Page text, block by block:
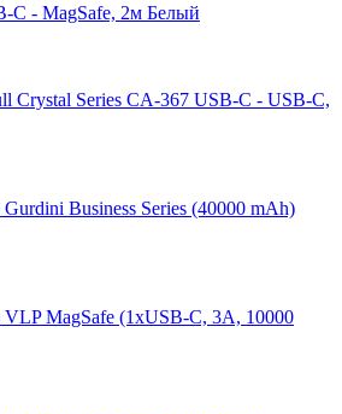
C - MagSafe, 2м Белый
Crystal Series CA-367 USB-C - USB-C,
Business Series (40000 mAh)
MagSafe (1xUSB-C, 3A, 10000